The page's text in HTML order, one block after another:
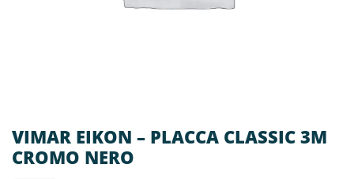
VIMAR EIKON – PLACCA CLASSIC 3M
CROMO NERO